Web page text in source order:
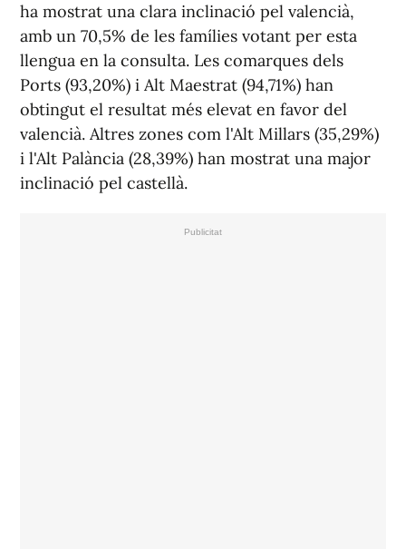
ha mostrat una clara inclinació pel valencià,
amb un 70,5% de les famílies votant per esta
llengua en la consulta. Les comarques dels
Ports (93,20%) i Alt Maestrat (94,71%) han
obtingut el resultat més elevat en favor del
valencià. Altres zones com l'Alt Millars (35,29%)
i l'Alt Palància (28,39%) han mostrat una major
inclinació pel castellà.